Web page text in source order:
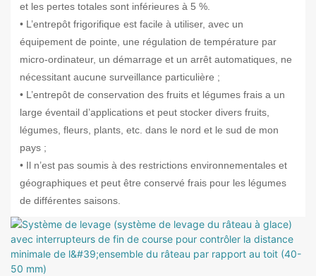
et les pertes totales sont inférieures à 5 %.
• L’entrepôt frigorifique est facile à utiliser, avec un
équipement de pointe, une régulation de température par
micro-ordinateur, un démarrage et un arrêt automatiques, ne
nécessitant aucune surveillance particulière ;
• L’entrepôt de conservation des fruits et légumes frais a un
large éventail d’applications et peut stocker divers fruits,
légumes, fleurs, plants, etc. dans le nord et le sud de mon
pays ;
• Il n’est pas soumis à des restrictions environnementales et
géographiques et peut être conservé frais pour les légumes
de différentes saisons.